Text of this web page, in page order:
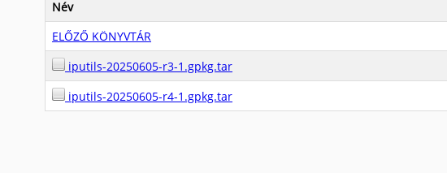
Név
ELŐZŐ KÖNYVTÁR
iputils-20250605-r3-1.gpkg.tar
iputils-20250605-r4-1.gpkg.tar